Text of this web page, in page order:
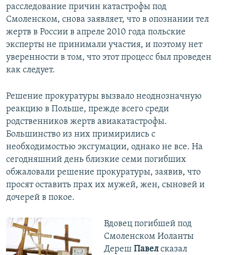
расследование причин катастрофы под
Смоленском, снова заявляет, что в опознании тел
жертв в России в апреле 2010 года польские
эксперты не принимали участия, и поэтому нет
уверенности в том, что этот процесс был проведен
как следует.
Решение прокуратуры вызвало неоднозначную
реакцию в Польше, прежде всего среди
родственников жертв авиакатастрофы.
Большинство из них примирились с
необходимостью эксгумации, однако не все. На
сегодняшний день близкие семи погибших
обжаловали решение прокуратуры, заявив, что
просят оставить прах их мужей, жен, сыновей и
дочерей в покое.
Вдовец погибшей под
Смоленском Иоланты
Дереш Павелсказал